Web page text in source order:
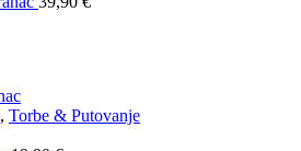
, Torbe & Putovanje